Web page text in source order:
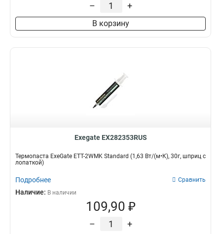
– +
В корзину
Exegate EX282353RUS
Термопаста ExeGate ETТ-2WMK Standard (1,63 Вт/(м•К), 30г, шприц с
лопаткой)
Подробнее Сравнить
Наличие: В наличии
109,90 ₽
– +